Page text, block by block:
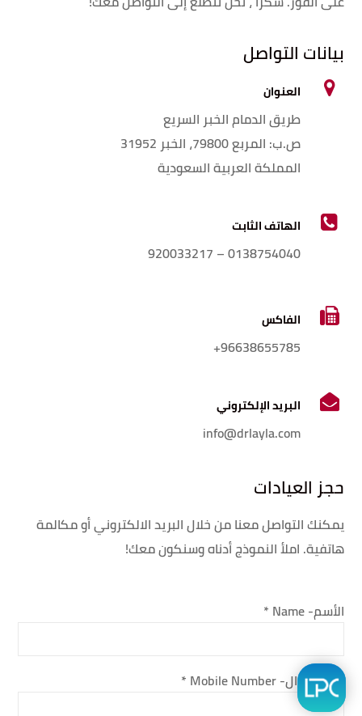
بيانات التواصل
العنوان
طريق الدمام الخبر السريع
ص.ب: المربع 79800، الخبر 31952
المملكة العربية السعودية
الهاتف الثابت
0138754040 – 920033217
الفاكس
96638655785+
البريد الإلكتروني
info@drlayla.com
حجز العيادات
يمكنك التواصل معنا من خلال البريد الالكتروني أو مكالمة
هاتفية. املأ النموذج أدناه وسنكون معك!
الأسم- Name *
رقم الجوال- Mobile Number *